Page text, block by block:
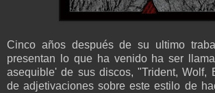
Cinco años después de su ultimo
presentan lo que ha venido ha ser
asequible' de sus discos, "Trident, Wolf,
de adjetivaciones sobre este estilo de